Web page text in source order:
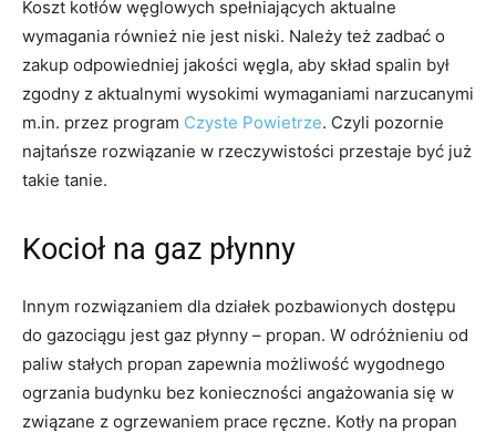
Koszt kotłów węglowych spełniających aktualne
wymagania również nie jest niski. Należy też zadbać o
zakup odpowiedniej jakości węgla, aby skład spalin był
zgodny z aktualnymi wysokimi wymaganiami narzucanymi
m.in. przez program Czyste Powietrze. Czyli pozornie
najtańsze rozwiązanie w rzeczywistości przestaje być już
takie tanie.
Kocioł na gaz płynny
Innym rozwiązaniem dla działek pozbawionych dostępu
do gazociągu jest gaz płynny – propan. W odróżnieniu od
paliw stałych propan zapewnia możliwość wygodnego
ogrzania budynku bez konieczności angażowania się w
związane z ogrzewaniem prace ręczne. Kotły na propan